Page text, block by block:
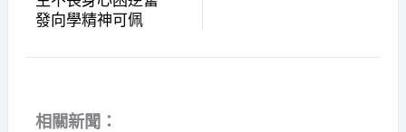
發向學精神可佩
相關新聞：